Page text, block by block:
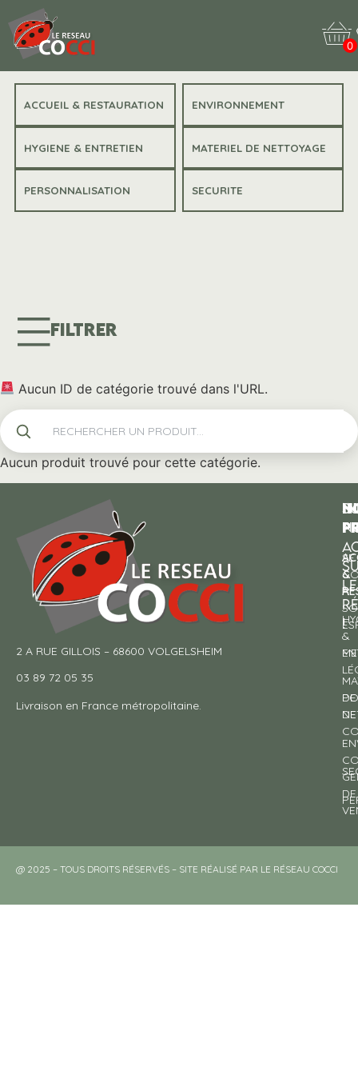
0
ACCUEIL & RESTAURATION ENVIRONNEMENT
HYGIENE & ENTRETIEN MATERIEL DE NETTOYAGE
PERSONNALISATION SECURITE
FILTRER
Aucun ID de catégorie trouvé dans l'URL.
Aucun produit trouvé pour cette catégorie.
2 A RUE GILLOIS – 68600 VOLGELSHEIM
03 89 72 05 35
Livraison en France métropolitaine.
&
&
DE
SE
À
DE
DE
!
@ 2025 – TOUS DROITS RÉSERVÉS – SITE RÉALISÉ PAR LE RÉSEAU COCCI